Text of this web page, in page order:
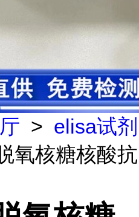
> elisa试剂
氧核糖核酸抗